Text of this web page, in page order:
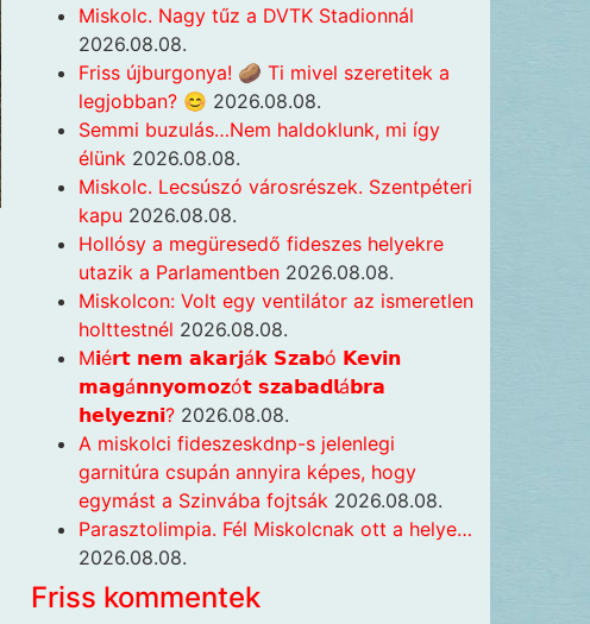
Miskolc. Nagy tűz a DVTK Stadionnál
2026.08.08.
Friss újburgonya! 🥔 Ti mivel szeretitek a
legjobban? 😊 2026.08.08.
Semmi buzulás…Nem haldoklunk, mi így
élünk 2026.08.08.
Miskolc. Lecsúszó városrészek. Szentpéteri
kapu 2026.08.08.
Hollósy a megüresedő fideszes helyekre
utazik a Parlamentben 2026.08.08.
Miskolcon: Volt egy ventilátor az ismeretlen
holttestnél 2026.08.08.
M𝗶é𝗿𝘁 𝗻𝗲𝗺 𝗮𝗸𝗮𝗿𝗷á𝗸 𝗦𝘇𝗮𝗯ó 𝗞𝗲𝘃𝗶𝗻
𝗺𝗮𝗴á𝗻𝗻𝘆𝗼𝗺𝗼𝘇ó𝘁 𝘀𝘇𝗮𝗯𝗮𝗱𝗹á𝗯𝗿𝗮
𝗵𝗲𝗹𝘆𝗲𝘇𝗻𝗶? 2026.08.08.
A miskolci fideszeskdnp-s jelenlegi
garnitúra csupán annyira képes, hogy
egymást a Szinvába fojtsák 2026.08.08.
Parasztolimpia. Fél Miskolcnak ott a helye…
2026.08.08.
Friss kommentek